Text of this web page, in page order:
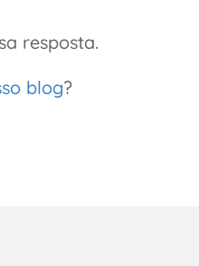
resposta.
blog?